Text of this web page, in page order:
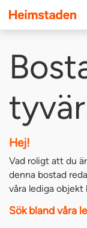
Hej!
Vad roligt att du
denna bostad
våra lediga objekt
Sök bland våra